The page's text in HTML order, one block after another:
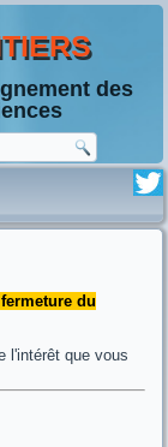
des
du
l'intérêt que vous